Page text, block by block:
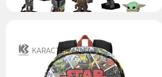
KARACTERMANIA
STAR WARS COMICS BATOH